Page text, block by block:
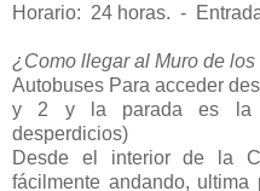
Horario: 24 horas. -
¿Como llegar al Muro de los
Autobuses Para acceder
y 2 y la parada es la
desperdicios)
Desde el interior de la
fácilmente andando,